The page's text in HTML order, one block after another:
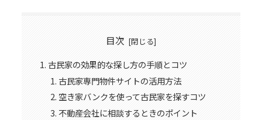
目次
古民家の効果的な探し方の手順とコツ
古民家専門物件サイトの活用方法
空き家バンクを使って古民家を探すコツ
不動産会社に相談するときのポイント